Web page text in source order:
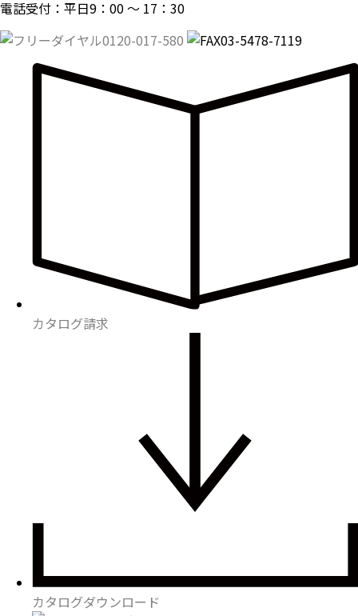
電話受付：平日9：00 〜 17：30
0120-017-580
03-5478-7119
カタログ請求
カタログダウンロード